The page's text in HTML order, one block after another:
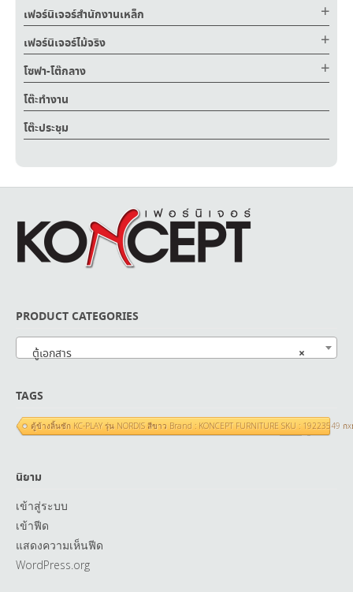
เฟอร์นิเจอร์สำนักงานเหล็ก
เฟอร์นิเจอร์ไม้จริง
โซฟา-โต๊กลาง
โต๊ะทำงาน
โต๊ะประชุม
PRODUCT CATEGORIES
×
ตู้เอกสาร
TAGS
ตู้ข้างลิ้นชัก KC-PLAY รุ่น NORDIS สีขาว Brand : KONCEPT FURNITURE SKU : 19223549 ก
นิยาม
เข้าสู่ระบบ
เข้าฟีด
แสดงความเห็นฟีด
WordPress.org